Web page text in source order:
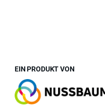
EIN PRODUKT VON